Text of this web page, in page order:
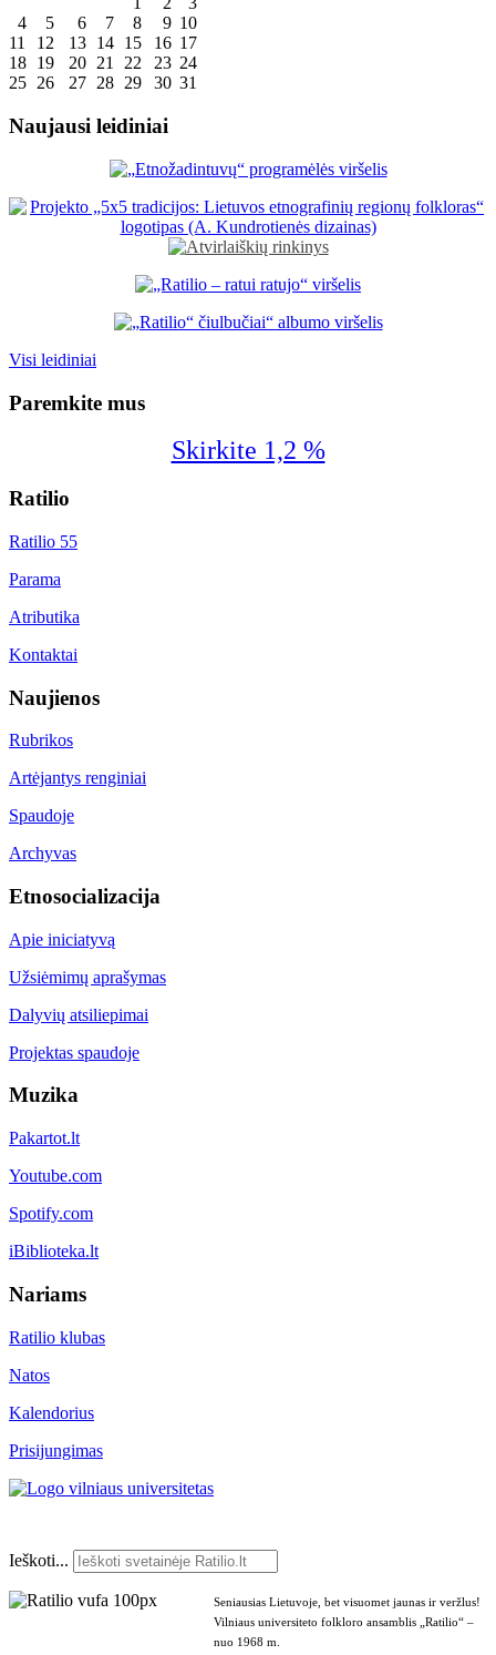
4
5 6 7 8 9 10
11
12 13 14 15 16 17
18 19 20 21 22 23 24
25 26 27 28 29 30 31
Naujausi leidiniai
Visi leidiniai
Paremkite mus
Skirkite 1,2 %
Ratilio
Ratilio 55
Parama
Atributika
Kontaktai
Naujienos
Rubrikos
Artėjantys renginiai
Spaudoje
Archyvas
Etnosocializacija
Apie iniciatyvą
Užsiėmimų aprašymas
Dalyvių atsiliepimai
Projektas spaudoje
Muzika
Pakartot.lt
Youtube.com
Spotify.com
iBiblioteka.lt
Nariams
Ratilio klubas
Natos
Kalendorius
Prisijungimas
Ieškoti...
Seniausias Lietuvoje, bet visuomet jaunas ir veržlus!
Vilniaus universiteto folkloro ansamblis „Ratilio“ –
nuo 1968 m.